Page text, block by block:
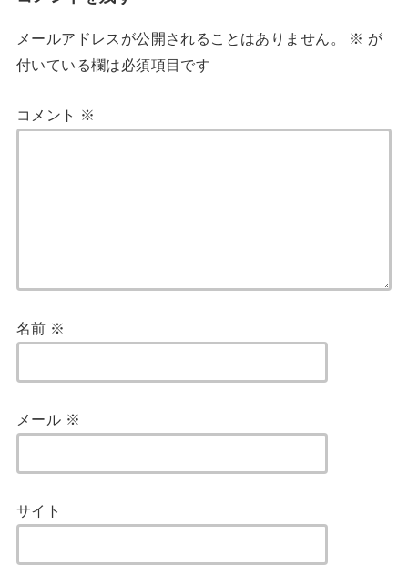
メールアドレスが公開されることはありません。 ※ が
付いている欄は必須項目です
コメント ※
名前 ※
メール ※
サイト